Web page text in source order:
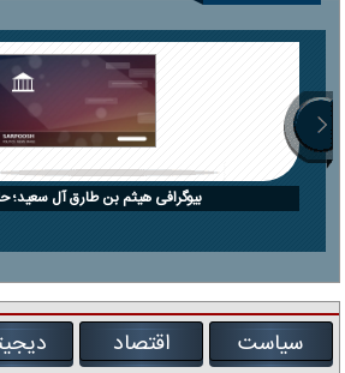
بیوگرافی هیثم بن طارق آل سعید؛
سیاست اقتصاد